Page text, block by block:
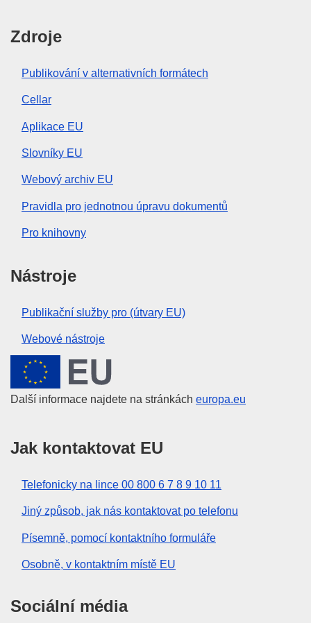
Zdroje
Publikování v alternativních formátech
Cellar
Aplikace EU
Slovníky EU
Webový archiv EU
Pravidla pro jednotnou úpravu dokumentů
Pro knihovny
Nástroje
Publikační služby pro (útvary EU)
Webové nástroje
Evropská unie
Další informace najdete na stránkách europa.eu
Jak kontaktovat EU
Telefonicky na lince 00 800 6 7 8 9 10 11
Jiný způsob, jak nás kontaktovat po telefonu
Písemně, pomocí kontaktního formuláře
Osobně, v kontaktním místě EU
Sociální média